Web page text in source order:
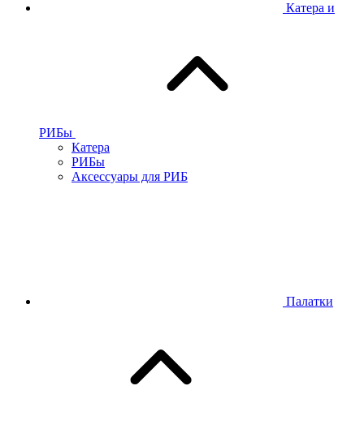
Катера и
РИБы
Катера
РИБы
Аксессуары для РИБ
Палатки